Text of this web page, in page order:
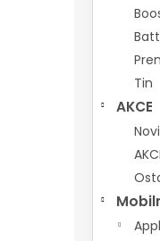
Tin
AKCE